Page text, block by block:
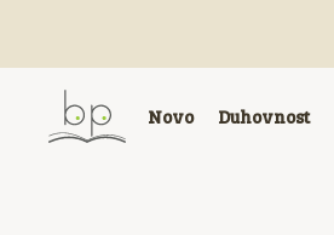
Novo Duhovnost